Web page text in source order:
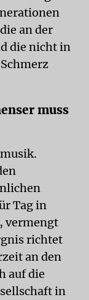
an der
die nicht in
muss
Tag in
vermengt
richtet
an den
auf die
in